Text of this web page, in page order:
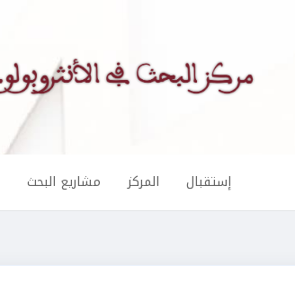
إستقبال المركز مشاريع البحث